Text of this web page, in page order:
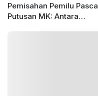
Pemisahan Pemilu Pasca
Putusan MK: Antara